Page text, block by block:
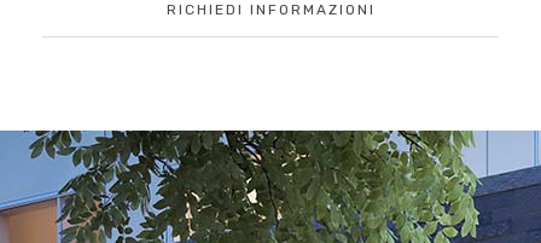
RICHIEDI INFORMAZIONI